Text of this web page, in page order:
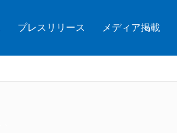
プレスリリース メディア掲載